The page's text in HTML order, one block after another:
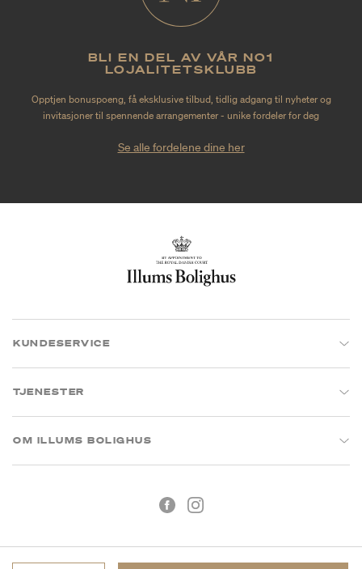
BLI EN DEL AV VÅR NO1
LOJALITETSKLUBB
Opptjen bonuspoeng, få eksklusive tilbud, tidlig adgang til nyheter og
invitasjoner til spennende arrangementer - unike fordeler for deg
Se alle fordelene dine her
KUNDESERVICE
TJENESTER
OM ILLUMS BOLIGHUS